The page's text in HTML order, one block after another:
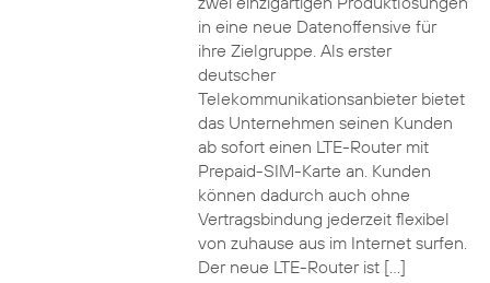
in eine neue Datenoffensive für
ihre Zielgruppe. Als erster
deutscher
Telekommunikationsanbieter bietet
das Unternehmen seinen Kunden
ab sofort einen LTE-Router mit
Prepaid-SIM-Karte an. Kunden
können dadurch auch ohne
Vertragsbindung jederzeit flexibel
von zuhause aus im Internet surfen.
Der neue LTE-Router ist […]